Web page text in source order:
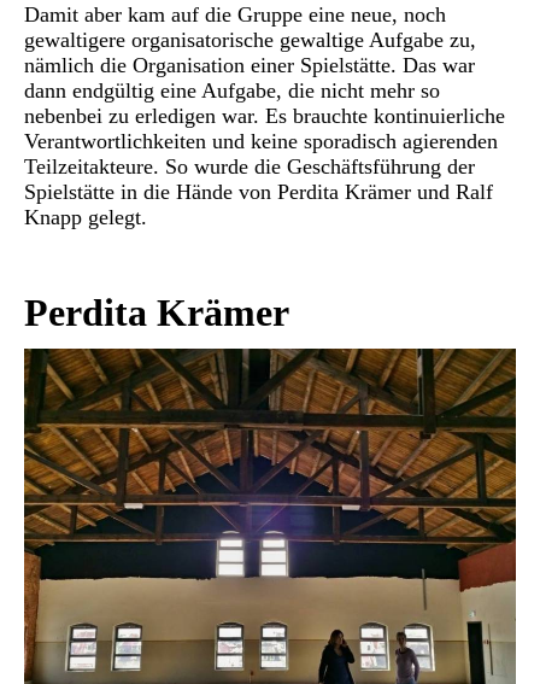
Damit aber kam auf die Gruppe eine neue, noch
gewaltigere organisatorische gewaltige Aufgabe zu,
nämlich die Organisation einer Spielstätte. Das war
dann endgültig eine Aufgabe, die nicht mehr so
nebenbei zu erledigen war. Es brauchte kontinuierliche
Verantwortlichkeiten und keine sporadisch agierenden
Teilzeitakteure. So wurde die Geschäftsführung der
Spielstätte in die Hände von Perdita Krämer und Ralf
Knapp gelegt.
Perdita Krämer